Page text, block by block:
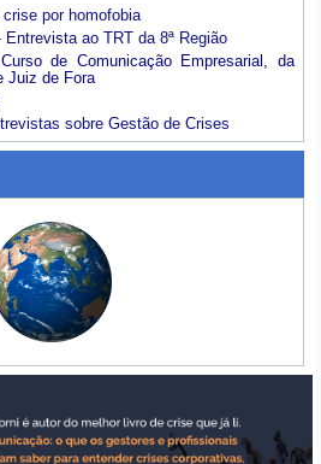
por homofobia
ao TRT da 8ª Região
de Comunicação Empresarial, da
Juiz de Fora
sobre Gestão de Crises